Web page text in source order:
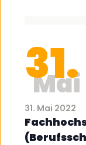
31.
Mai
31. Mai 2022